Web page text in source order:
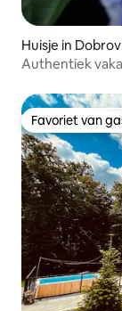
Huisje in
Authentiek
Favoriet van
Favoriet van